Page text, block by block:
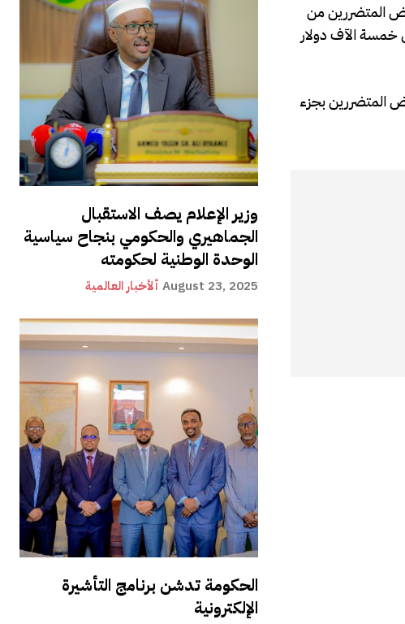
وزير الإعلام يصف الاستقبال
الجماهيري والحكومي بنجاح سياسية
الوحدة الوطنية لحكومته
ألأخبار العالمية August 23, 2025
الحكومة تدشن برنامج التأشيرة
الإلكترونية
المتضررين من
خمسة الآف دولار
المتضررين بجزء